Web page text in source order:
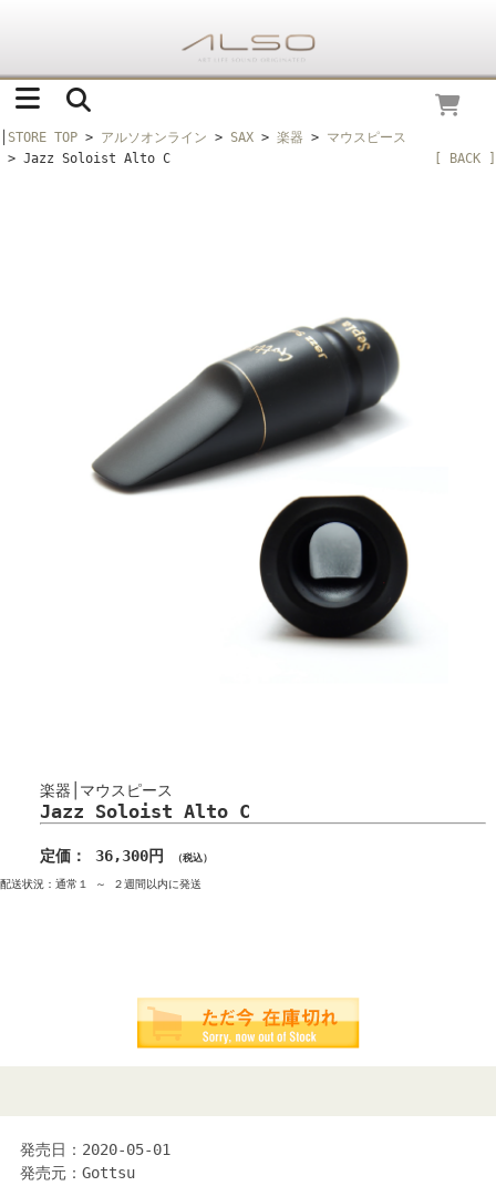
STORE TOP > アルソオンライン > SAX > 楽器 > マウスピース
> Jazz Soloist Alto C
[ BACK ]
楽器│マウスピース
Jazz Soloist Alto C
定価： 36,300円 （税込）
配送状況：通常１ ～ ２週間以内に発送
発売日：2020-05-01
発売元：Gottsu